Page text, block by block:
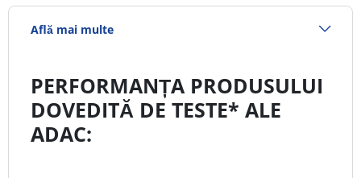
Află mai multe
PERFORMANȚA PRODUSULUI
DOVEDITĂ DE TESTE* ALE
ADAC: